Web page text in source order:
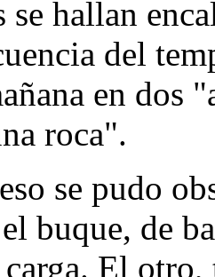
hallan
del
en dos
roca".
se pudo
buque, de
El